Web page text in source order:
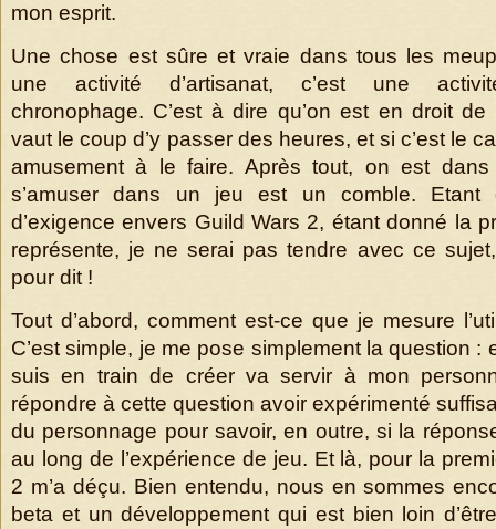
mon esprit.
Une chose est sûre et vraie dans tous les
une activité d’artisanat, c’est une
chronophage. C’est à dire qu’on est en droit
vaut le coup d’y passer des heures, et si c’est le
amusement à le faire. Après tout, on est
s’amuser dans un jeu est un comble. Etant
d’exigence envers Guild Wars 2, étant donné la
représente, je ne serai pas tendre avec ce
pour dit !
Tout d’abord, comment est-ce que je mesure
C’est simple, je me pose simplement la question :
suis en train de créer va servir à mon
répondre à cette question avoir expérimenté
du personnage pour savoir, en outre, si la
au long de l’expérience de jeu. Et là, pour la
2 m’a déçu. Bien entendu, nous en sommes
beta et un développement qui est bien loin